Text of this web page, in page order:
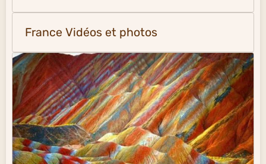
France Vidéos et photos